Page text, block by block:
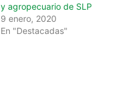
y agropecuario de SLP
9 enero, 2020
En "Destacadas"